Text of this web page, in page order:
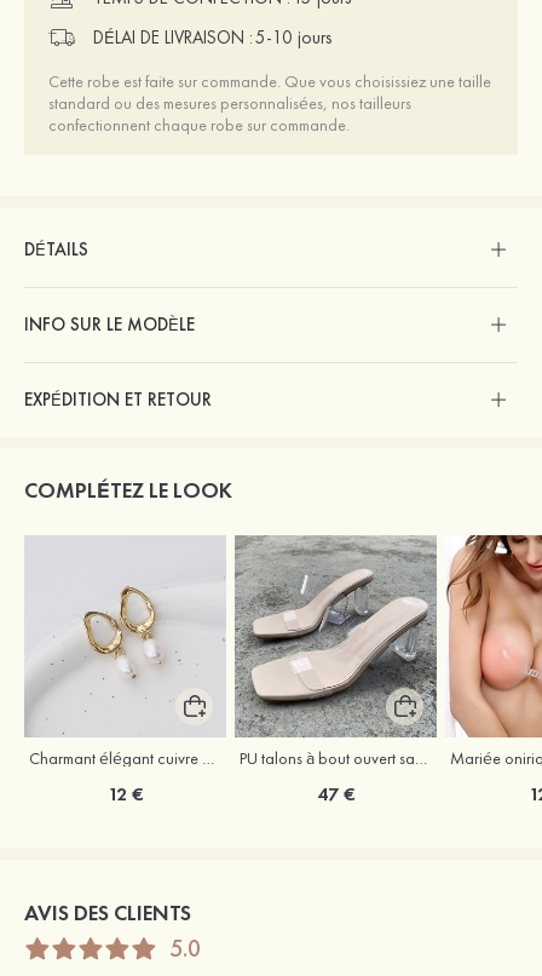
DÉLAI DE LIVRAISON :5-10 jours
Cette robe est faite sur commande. Que vous choisissiez une taille
standard ou des mesures personnalisées, nos tailleurs
confectionnent chaque robe sur commande.
DÉTAILS
INFO SUR LE MODÈLE
EXPÉDITION ET RETOUR
COMPLÉTEZ LE LOOK
12 € 47 €
AVIS DES CLIENTS
5.0